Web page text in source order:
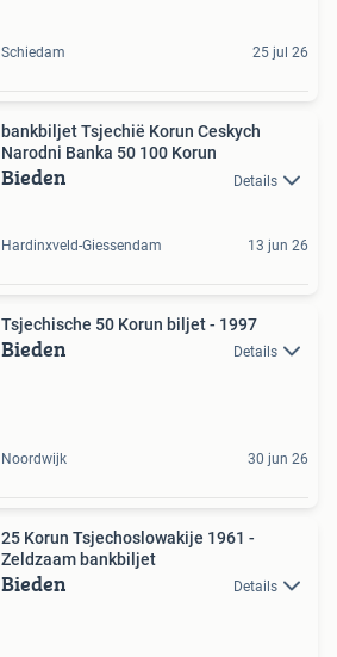
Schiedam 25 jul 26
bankbiljet Tsjechië Korun Ceskych
Narodni Banka 50 100 Korun
Bieden Details
Hardinxveld-Giessendam 13 jun 26
Tsjechische 50 Korun biljet - 1997
Bieden Details
Noordwijk 30 jun 26
25 Korun Tsjechoslowakije 1961 -
Zeldzaam bankbiljet
Bieden Details